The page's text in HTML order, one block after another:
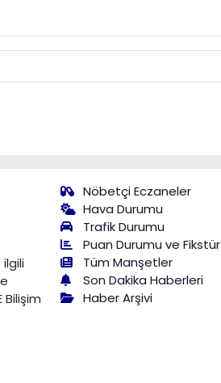
Bilişim
Nöbetçi Eczaneler
Hava Durumu
Trafik Durumu
Puan Durumu ve Fikstür
Tüm Manşetler
Son Dakika Haberleri
Haber Arşivi